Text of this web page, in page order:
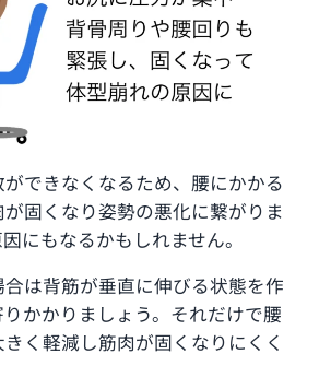
できなくなるため、腰にかかる
固くなり姿勢の悪化に繋がりま
にもなるかもしれません。
は背筋が垂直に伸びる状態を作
かかりましょう。それだけで腰
く軽減し筋肉が固くなりにくく